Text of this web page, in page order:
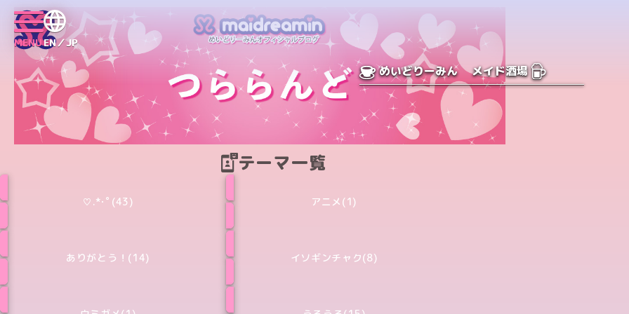
MENUEN／JP
めいどりーみん メイド酒場
テーマ一覧
♡.*･ﾟ(43) アニメ(1)
ありがとう！(14) イソギンチャク(8)